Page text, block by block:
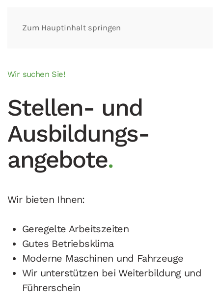
Zum Hauptinhalt springen
Wir suchen Sie!
Stellen- und
Ausbildungs­
angebote.
Wir bieten Ihnen:
Geregelte Arbeitszeiten
Gutes Betriebsklima
Moderne Maschinen und Fahrzeuge
Wir unterstützen bei Weiterbildung und
Führerschein